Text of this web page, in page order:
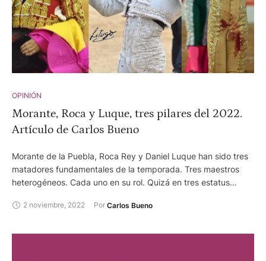
OPINIÓN
Morante, Roca y Luque, tres pilares del 2022.
Artículo de Carlos Bueno
Morante de la Puebla, Roca Rey y Daniel Luque han sido tres
matadores fundamentales de la temporada. Tres maestros
heterogéneos. Cada uno en su rol. Quizá en tres estatus
diferentes, pero sin duda tres pilares del 2022.
2 noviembre, 2022 Por Carlos Bueno